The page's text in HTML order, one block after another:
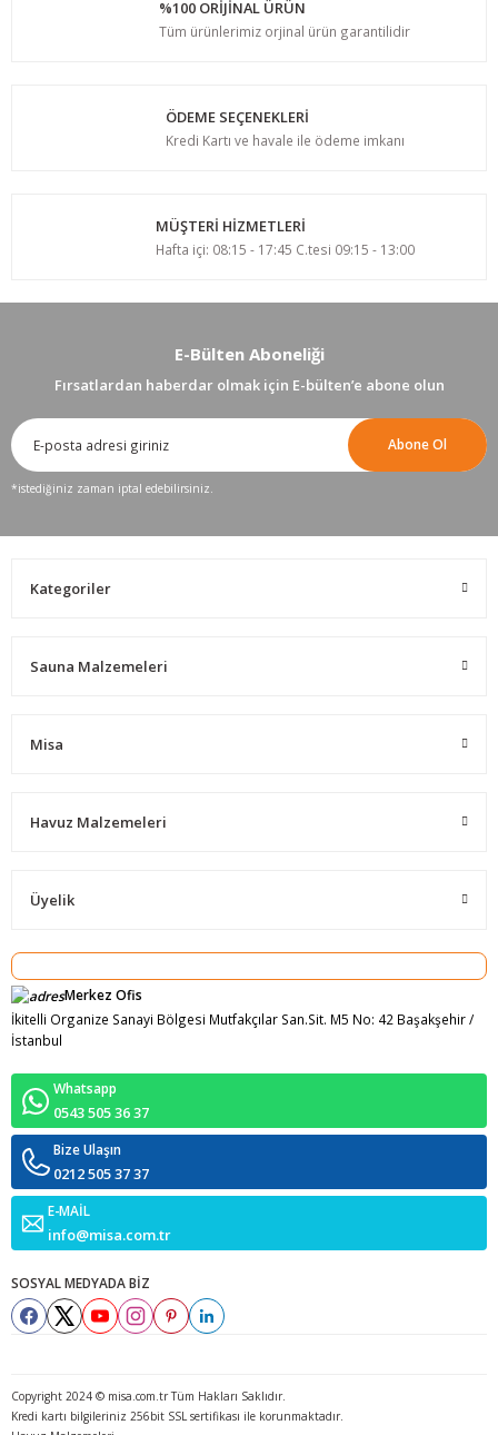
%100 ORİJİNAL ÜRÜN
Tüm ürünlerimiz orjinal ürün garantilidir
ÖDEME SEÇENEKLERİ
Kredi Kartı ve havale ile ödeme imkanı
MÜŞTERİ HİZMETLERİ
Hafta içi: 08:15 - 17:45 C.tesi 09:15 - 13:00
E-Bülten Aboneliği
Fırsatlardan haberdar olmak için E-bülten’e abone olun
Abone Ol
*istediğiniz zaman iptal edebilirsiniz.
Kategoriler
Sauna Malzemeleri
Misa
Havuz Malzemeleri
Üyelik
Merkez Ofis
İkitelli Organize Sanayi Bölgesi Mutfakçılar San.Sit. M5 No: 42 Başakşehir /
İstanbul
Whatsapp
0543 505 36 37
Bize Ulaşın
0212 505 37 37
E-MAİL
info@misa.com.tr
SOSYAL MEDYADA BİZ
Copyright 2024 © misa.com.tr Tüm Hakları Saklıdır.
Kredi kartı bilgileriniz 256bit SSL sertifikası ile korunmaktadır.